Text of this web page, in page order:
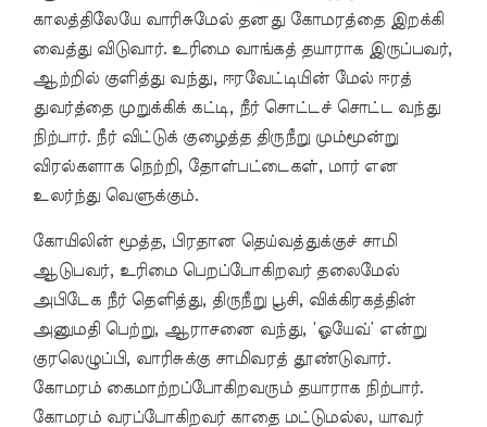
காலத்திலேயே வாரிசுமேல் தனது கோமரத்தை இறக்கி
வைத்து விடுவார். உரிமை வாங்கத் தயாராக இருப்பவர்,
ஆற்றில் குளித்து வந்து, ஈரவேட்டியின் மேல் ஈரத்
துவர்த்தை முறுக்கிக் கட்டி, நீர் சொட்டச் சொட்ட வந்து
நிற்பார். நீர் விட்டுக் குழைத்த திருநீறு மும்மூன்று
விரல்களாக நெற்றி, தோள்பட்டைகள், மார் என
உலர்ந்து வெளுக்கும்.
கோயிலின் மூத்த, பிரதான தெய்வத்துக்குச் சாமி
ஆடுபவர், உரிமை பெறப்போகிறவர் தலைமேல்
அபிடேக நீர் தெளித்து, திருநீறு பூசி, விக்கிரகத்தின்
அனுமதி பெற்று, ஆராசனை வந்து, ‘ஓயேவ்’ என்று
குரலெழுப்பி, வாரிசுக்கு சாமிவரத் தூண்டுவார்.
கோமரம் கைமாற்றப்போகிறவரும் தயாராக நிற்பார்.
கோமரம் வரப்போகிறவர் காதை மட்டுமல்ல, யாவர்